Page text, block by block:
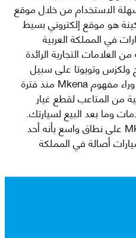
الاستخدام من خلال موقع
هو موقع إلكتروني بسيط
في المملكة العربية
التجارية الرائدة
ولكزس وتويوتا على سبيل
المثال لا الحصر. نشأت الفكرة وراء مفهوم Mkena منذ فترة
من المتاعب لقطع غيار
وما بعد البيع لسيارتك.
ومنذ ذلك الحين ، اشتهر Mkena على نطاق واسع بأنه أحد
أصالة في المملكة